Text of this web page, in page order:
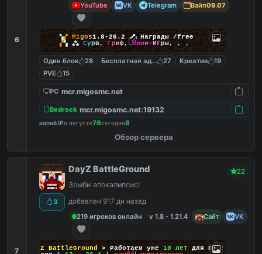
6
YouTube
VK Telegram Вайп09.07
▚▞ Migos1.8-26.2🗡 Награды /free
▞▚ ⁂ Сурв, Гриф,Мини-Игры, , ,
Один блок 28 Бесплатная админка
27 Креатив
19
PVE
15
PC mcr.migosmc.net
Bedrock mcr.migosmc.net:19132
копий IPв августе76сегодня8
Обзор сервера
7
3
DayZ BattleGround 22
Зомби апокалипсис!
добавлен 917 дн назад
219 игроков онлайн
v 1.8 - 1.21.4 Сайт VK
DayZ BattleGround > Работаем уже 10 лет для Вас!